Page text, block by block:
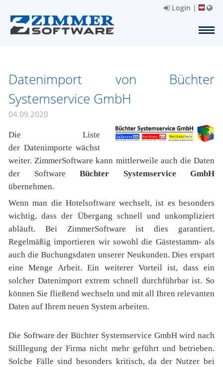
Login |
Datenimport von Büchter
Systemservice GmbH
04.09.2020
Die Liste
der Datenimporte wächst
weiter. ZimmerSoftware kann mittlerweile auch die Daten
der Software Büchter Systemservice GmbH
übernehmen.
Wenn man die Hotelsoftware wechselt, ist es besonders
wichtig, dass der Übergang schnell und unkompliziert
abläuft. Bei ZimmerSoftware ist dies garantiert.
Regelmäßig importieren wir sowohl die Gästestamm- als
auch die Buchungsdaten unserer Neukunden. Dies erspart
eine Menge Arbeit. Ein weiterer Vorteil ist, dass ein
solcher Datenimport extrem schnell durchführbar ist. So
können Sie fließend wechseln und mit all Ihren relevanten
Daten auf Ihrem neuen System arbeiten.
Die Software der Büchter Systemservice GmbH wird nach
Stilllegung der Firma nicht mehr geführt und betrieben.
Solche Fälle sind besonders kritisch, da der Nutzer bei